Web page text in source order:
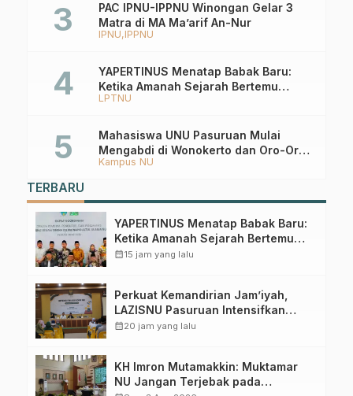
IPNU IPPNU
PAC IPNU-IPPNU Winongan Gelar 3
Matra di MA Ma’arif An-Nur
LPTNU
YAPERTINUS Menatap Babak Baru:
Ketika Amanah Sejarah Bertemu
Ekosistem PTNU
Kampus NU
Mahasiswa UNU Pasuruan Mulai
Mengabdi di Wonokerto dan Oro-Oro
Ombo Wetan Berikut Programnya
TERBARU
YAPERTINUS Menatap Babak Baru:
Ketika Amanah Sejarah Bertemu
Ekosistem PTNU
calendar_month15 jam yang lalu
Perkuat Kemandirian Jam’iyah,
LAZISNU Pasuruan Intensifkan
Gerakan Koin NU
calendar_month20 jam yang lalu
KH Imron Mutamakkin: Muktamar
NU Jangan Terjebak pada